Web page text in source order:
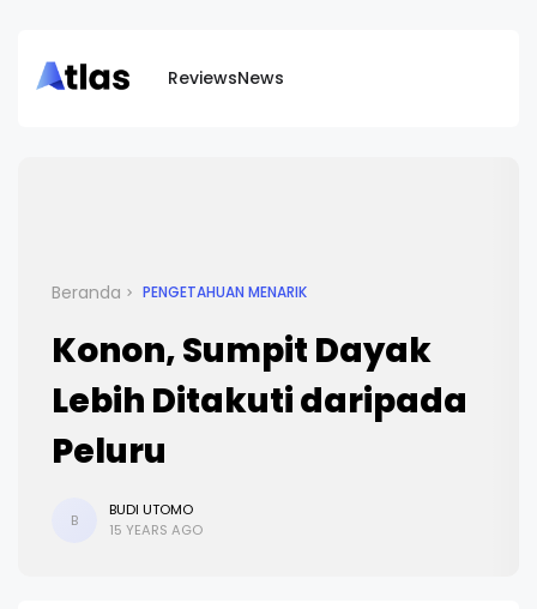
ReviewsNews
Beranda PENGETAHUAN MENARIK
Konon, Sumpit Dayak
Lebih Ditakuti daripada
Peluru
B
BUDI UTOMO
15 YEARS AGO